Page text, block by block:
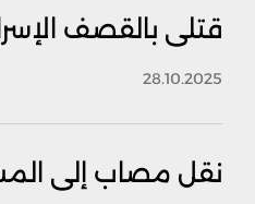
قتلى بالقصف
28.10.2025
نقل مصاب إلى